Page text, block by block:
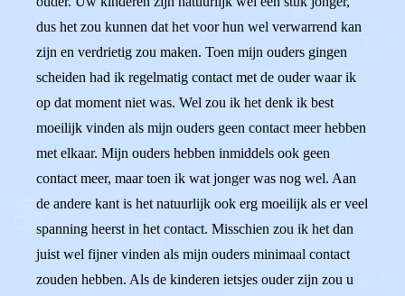
dus het zou kunnen dat het voor hun wel verwarrend kan
zijn en verdrietig zou maken. Toen mijn ouders gingen
scheiden had ik regelmatig contact met de ouder waar ik
op dat moment niet was. Wel zou ik het denk ik best
moeilijk vinden als mijn ouders geen contact meer hebben
met elkaar. Mijn ouders hebben inmiddels ook geen
contact meer, maar toen ik wat jonger was nog wel. Aan
de andere kant is het natuurlijk ook erg moeilijk als er veel
spanning heerst in het contact. Misschien zou ik het dan
juist wel fijner vinden als mijn ouders minimaal contact
zouden hebben. Als de kinderen ietsjes ouder zijn zou u